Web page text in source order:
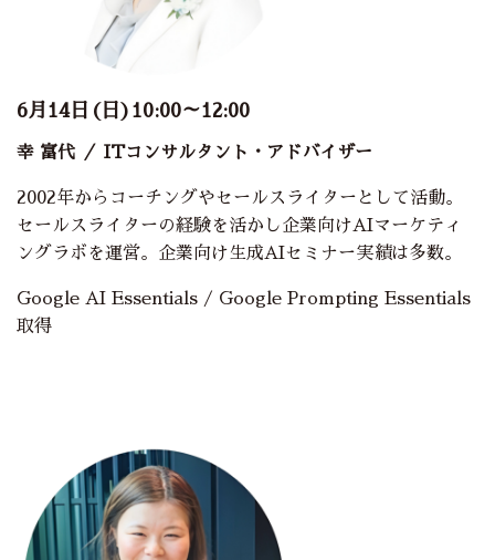
6月14日(日)10:00～12:00
幸 富代 ／ ITコンサルタント・アドバイザー
2002年からコーチングやセールスライターとして活動。
セールスライターの経験を活かし企業向けAIマーケティ
ングラボを運営。企業向け生成AIセミナー実績は多数。
Google AI Essentials / Google Prompting Essentials
取得